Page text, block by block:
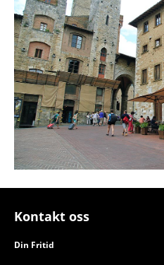
Kontakt oss
Din Fritid